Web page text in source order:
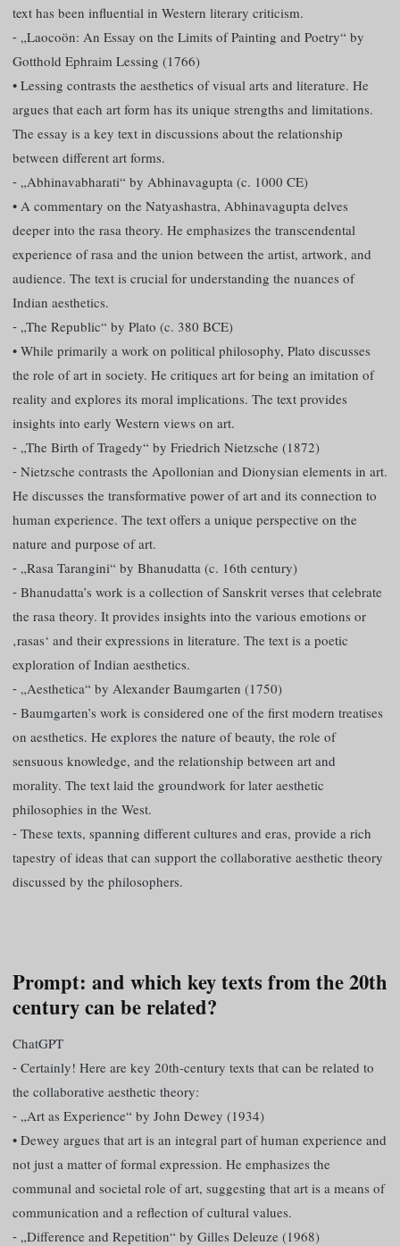
text has been influential in Western literary criticism.
⁃ „Laocoön: An Essay on the Limits of Painting and Poetry“ by
Gotthold Ephraim Lessing (1766)
• Lessing contrasts the aesthetics of visual arts and literature. He
argues that each art form has its unique strengths and limitations.
The essay is a key text in discussions about the relationship
between different art forms.
⁃ „Abhinavabharati“ by Abhinavagupta (c. 1000 CE)
• A commentary on the Natyashastra, Abhinavagupta delves
deeper into the rasa theory. He emphasizes the transcendental
experience of rasa and the union between the artist, artwork, and
audience. The text is crucial for understanding the nuances of
Indian aesthetics.
⁃ „The Republic“ by Plato (c. 380 BCE)
• While primarily a work on political philosophy, Plato discusses
the role of art in society. He critiques art for being an imitation of
reality and explores its moral implications. The text provides
insights into early Western views on art.
⁃ „The Birth of Tragedy“ by Friedrich Nietzsche (1872)
⁃ Nietzsche contrasts the Apollonian and Dionysian elements in art.
He discusses the transformative power of art and its connection to
human experience. The text offers a unique perspective on the
nature and purpose of art.
⁃ „Rasa Tarangini“ by Bhanudatta (c. 16th century)
⁃ Bhanudatta’s work is a collection of Sanskrit verses that celebrate
the rasa theory. It provides insights into the various emotions or
‚rasas‘ and their expressions in literature. The text is a poetic
exploration of Indian aesthetics.
⁃ „Aesthetica“ by Alexander Baumgarten (1750)
⁃ Baumgarten’s work is considered one of the first modern treatises
on aesthetics. He explores the nature of beauty, the role of
sensuous knowledge, and the relationship between art and
morality. The text laid the groundwork for later aesthetic
philosophies in the West.
⁃ These texts, spanning different cultures and eras, provide a rich
tapestry of ideas that can support the collaborative aesthetic theory
discussed by the philosophers.
Prompt: and which key texts from the 20th
century can be related?
ChatGPT
⁃ Certainly! Here are key 20th-century texts that can be related to
the collaborative aesthetic theory:
⁃ „Art as Experience“ by John Dewey (1934)
• Dewey argues that art is an integral part of human experience and
not just a matter of formal expression. He emphasizes the
communal and societal role of art, suggesting that art is a means of
communication and a reflection of cultural values.
⁃ „Difference and Repetition“ by Gilles Deleuze (1968)